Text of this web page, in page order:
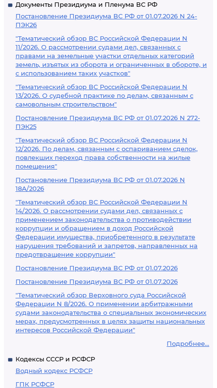
Документы Президиума и Пленума ВС РФ
Постановление Президиума ВС РФ от 01.07.2026 N 24-
ПЭК26
"Тематический обзор ВС Российской Федерации N
11/2026. О рассмотрении судами дел, связанных с
правами на земельные участки отдельных категорий
земель, изъятых из оборота и ограниченных в обороте, и
с использованием таких участков"
"Тематический обзор ВС Российской Федерации N
13/2026. О судебной практике по делам, связанным с
самовольным строительством"
Постановление Президиума ВС РФ от 01.07.2026 N 272-
ПЭК25
"Тематический обзор ВС Российской Федерации N
12/2026. По делам, связанным с оспариванием сделок,
повлекших переход права собственности на жилые
помещения"
Постановление Президиума ВС РФ от 01.07.2026 N
18А/2026
"Тематический обзор ВС Российской Федерации N
14/2026. О рассмотрении судами дел, связанных с
применением законодательства о противодействии
коррупции и обращением в доход Российской
Федерации имущества, приобретенного в результате
нарушения требований и запретов, направленных на
предотвращение коррупции"
Постановление Президиума ВС РФ от 01.07.2026
Постановление Президиума ВС РФ от 01.07.2026
"Тематический обзор Верховного суда Российской
Федерации N 8/2026. О применении арбитражными
судами законодательства о специальных экономических
мерах, предусмотренных в целях защиты национальных
интересов Российской Федерации"
Подробнее...
Кодексы СССР и РСФСР
Водный кодекс РСФСР
ГПК РСФСР